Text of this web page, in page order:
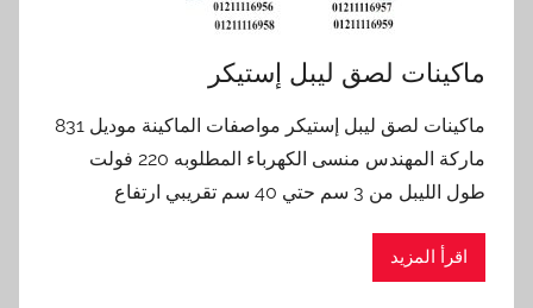
ماكينات لصق ليبل إستيكر
ماكينات لصق ليبل إستيكر مواصفات الماكينة موديل 831
ماركة المهندس منسى الكهرباء المطلوبه 220 فولت
طول الليبل من 3 سم حتي 40 سم تقريبي ارتفاع
اقرأ المزيد